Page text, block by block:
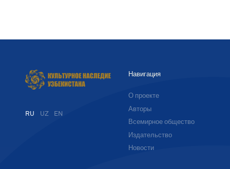
RU UZ EN
Навигация
О проекте
Авторы
Всемирное общество
Издательство
Новости